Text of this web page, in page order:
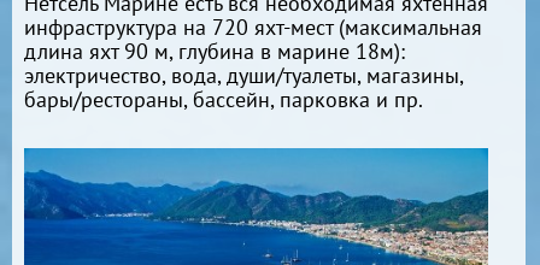
инфраструктура на 720 яхт-мест (максимальная
длина яхт 90 м, глубина в марине 18м):
электричество, вода, души/туалеты, магазины,
бары/рестораны, бассейн, парковка и пр.